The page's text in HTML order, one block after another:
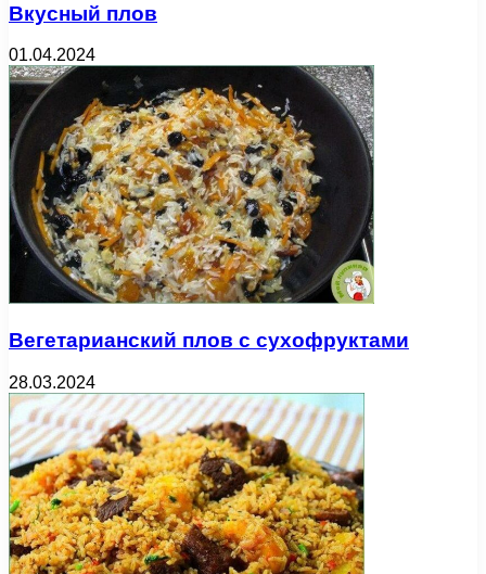
Вкусный плов
01.04.2024
Вегетарианский плов с сухофруктами
28.03.2024